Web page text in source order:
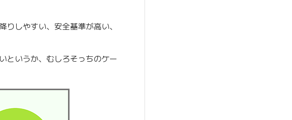
しやすい、安全基準が高い、
というか、むしろそっちのケー